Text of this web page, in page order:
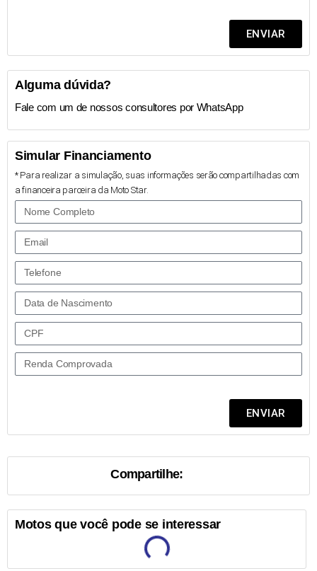
ENVIAR
Simular Financiamento
* Para realizar a simulação, suas informações serão compartilhadas com
a financeira parceira da Moto Star.
ENVIAR
Alguma dúvida?
Fale com um de nossos consultores por WhatsApp
Compartilhe:
Motos que você pode se interessar